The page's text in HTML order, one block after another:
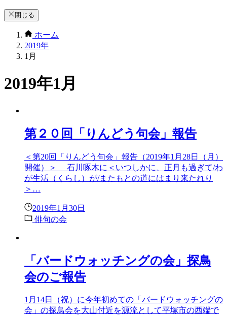
閉じる
ホーム
2019年
1月
2019年1月
第２０回「りんどう句会」報告
＜第20回「りんどう句会」報告（2019年1月28日（月）
開催）＞ 石川啄木に＜いつしかに、正月も過ぎて/わ
が生活（くらし）が/またもとの道にはまり来たれり
＞…
2019年1月30日
俳句の会
「バードウォッチングの会」探鳥
会のご報告
1月14日（祝）に今年初めての「バードウォッチングの
会」の探鳥会を大山付近を源流として平塚市の西端で